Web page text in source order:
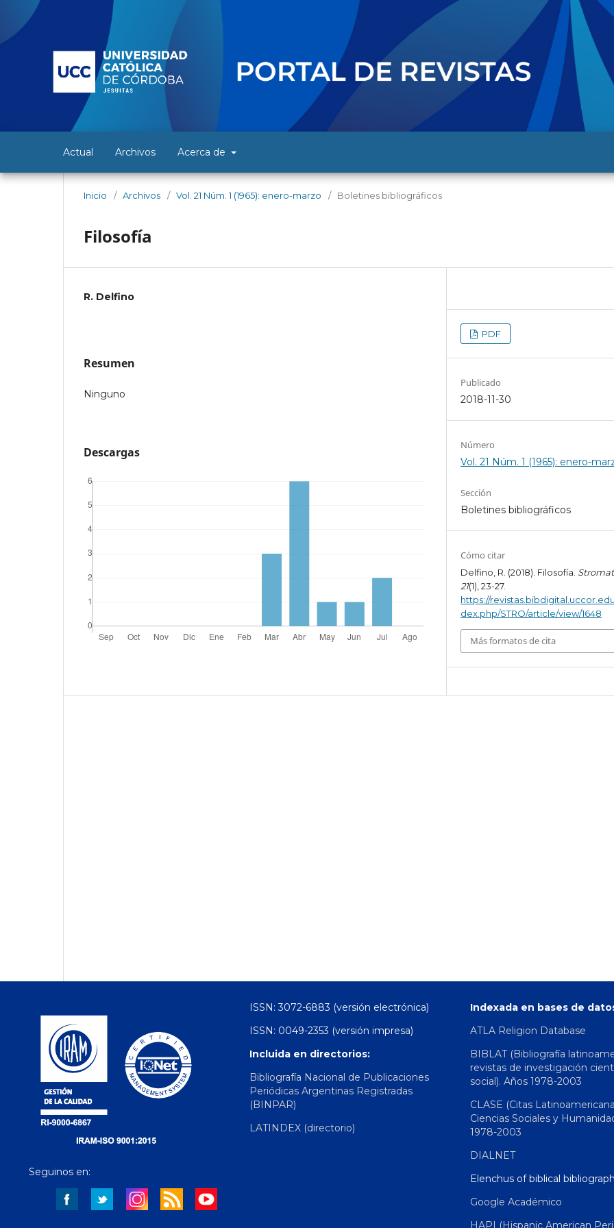
Actual Archivos Acerca de
Inicio / Archivos / Vol. 21 Núm. 1 (1965): enero-marzo / Boletines bibliográficos
Filosofía
R. Delfino
Resumen
Ninguno
Descargas
PDF
Publicado
2018-11-30
Número
Vol. 21 Núm. 1 (1965): enero-
Sección
Boletines bibliográficos
Cómo citar
Delfino, R. (2018). Filosofía.
21(1), 23-27.
https://
dex.php/STRO/article/view/1648
Más formatos de cita
Seguinos en:
ISSN: 3072-6883 (versión electrónica)
ISSN: 0049-2353 (versión impresa)
Incluida en directorios:
Bibliografía Nacional de Publicaciones
Periódicas Argentinas Registradas
(BINPAR)
LATINDEX (directorio)
Indexada en bases de
ATLA Religion Database
BIBLAT (Bibliografía
revistas de investigación
social). Años 1978-2003
CLASE (Citas
Ciencias Sociales y
1978-2003
DIALNET
Elenchus of biblical
Google Académico
HAPI (Hispanic American